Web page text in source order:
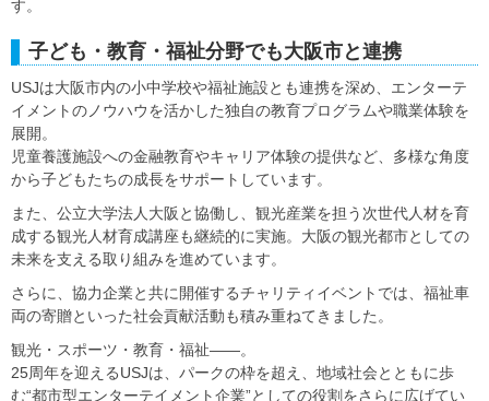
す。
子ども・教育・福祉分野でも大阪市と連携
USJは大阪市内の小中学校や福祉施設とも連携を深め、エンターテ
イメントのノウハウを活かした独自の教育プログラムや職業体験を
展開。
児童養護施設への金融教育やキャリア体験の提供など、多様な角度
から子どもたちの成長をサポートしています。
また、公立大学法人大阪と協働し、観光産業を担う次世代人材を育
成する観光人材育成講座も継続的に実施。大阪の観光都市としての
未来を支える取り組みを進めています。
さらに、協力企業と共に開催するチャリティイベントでは、福祉車
両の寄贈といった社会貢献活動も積み重ねてきました。
観光・スポーツ・教育・福祉――。
25周年を迎えるUSJは、パークの枠を超え、地域社会とともに歩
む“都市型エンターテイメント企業”としての役割をさらに広げてい